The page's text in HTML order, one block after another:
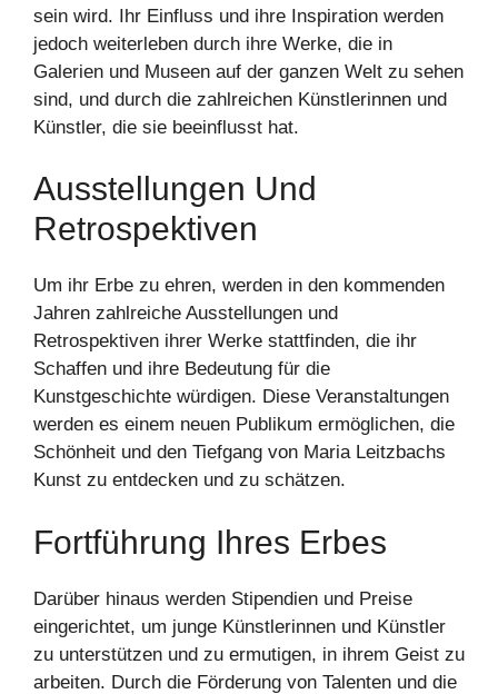
sein wird. Ihr Einfluss und ihre Inspiration werden
jedoch weiterleben durch ihre Werke, die in
Galerien und Museen auf der ganzen Welt zu sehen
sind, und durch die zahlreichen Künstlerinnen und
Künstler, die sie beeinflusst hat.
Ausstellungen Und
Retrospektiven
Um ihr Erbe zu ehren, werden in den kommenden
Jahren zahlreiche Ausstellungen und
Retrospektiven ihrer Werke stattfinden, die ihr
Schaffen und ihre Bedeutung für die
Kunstgeschichte würdigen. Diese Veranstaltungen
werden es einem neuen Publikum ermöglichen, die
Schönheit und den Tiefgang von Maria Leitzbachs
Kunst zu entdecken und zu schätzen.
Fortführung Ihres Erbes
Darüber hinaus werden Stipendien und Preise
eingerichtet, um junge Künstlerinnen und Künstler
zu unterstützen und zu ermutigen, in ihrem Geist zu
arbeiten. Durch die Förderung von Talenten und die